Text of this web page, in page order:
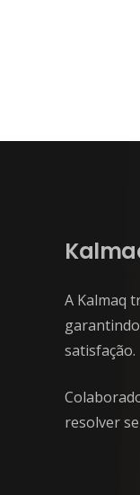
A Kalmaq
satisfação.
resolver